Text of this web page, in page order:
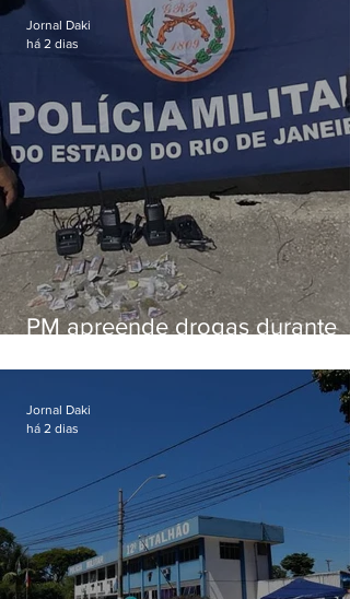
PM apreende drogas durante
Jornal Daki
há 2 dias
Jornal Daki
há 2 dias